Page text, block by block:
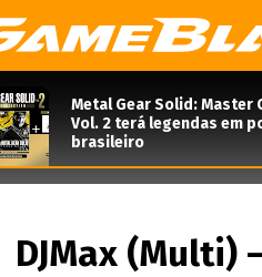
Metal Gear Solid: Master
Vol. 2 terá legendas em
brasileiro
DJMax (Multi)